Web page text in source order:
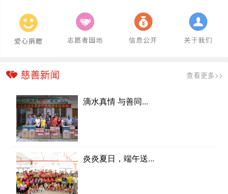
查看更多>>
滴水真情 与善同...
炎炎夏日，端午送...